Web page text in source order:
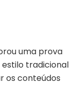
uma prova
tradicional
os conteúdos